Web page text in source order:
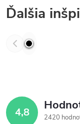
Ďalšia
4,8
2420